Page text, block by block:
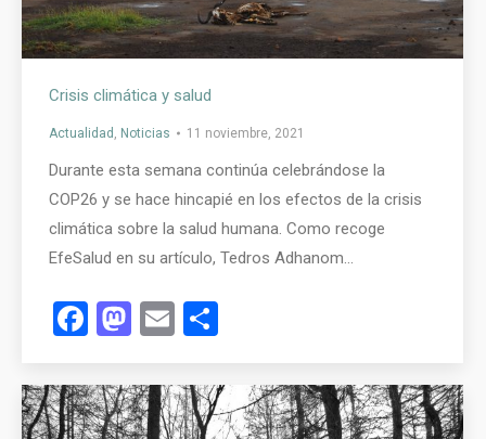
Crisis climática y salud
Actualidad , Noticias 11 noviembre, 2021
Durante esta semana continúa celebrándose la
COP26 y se hace hincapié en los efectos de la crisis
climática sobre la salud humana. Como recoge
EfeSalud en su artículo, Tedros Adhanom…
Facebook
Mastodon
Email